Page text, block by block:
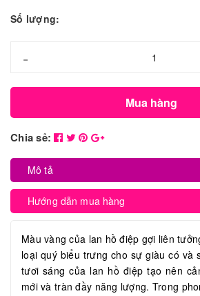
Số lượng:
-
Mua hàng
Chia sẻ:
Mô tả
Hướng dẫn mua hàng
Màu vàng của lan hồ điệp gợi liên
loại quý biểu trưng cho sự giàu có và
tươi sáng của lan hồ điệp tạo nên
mới và tràn đầy năng lượng. Trong